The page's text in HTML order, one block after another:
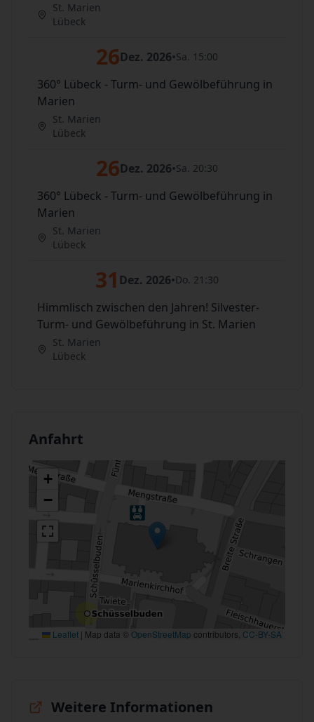
St. Marien
Lübeck
26Dez. 2026•Sa. 15:00
360° Lübeck - Turm- und Gewölbeführung in
Marien
St. Marien
Lübeck
26Dez. 2026•Sa. 20:30
360° Lübeck - Turm- und Gewölbeführung in
Marien
St. Marien
Lübeck
31 Dez. 2026•Do. 21:30
Himmlisch zwischen den Jahren! Silvester-
Turm- und Gewölbeführung in St. Marien
St. Marien
Lübeck
Anfahrt
+
−
Leaflet | Map data © OpenStreetMap contributors, CC-BY-SA
Weitere Informationen